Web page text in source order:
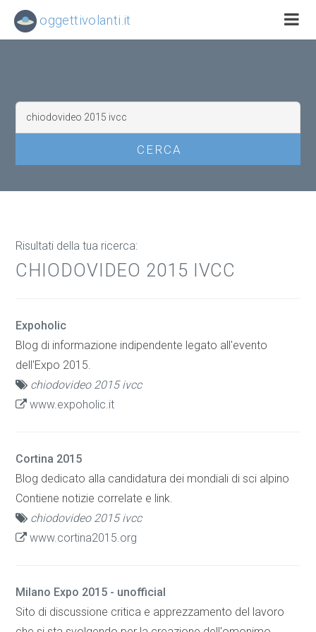
Risultati della tua ricerca:
CHIODOVIDEO 2015 IVCC
Expoholic
Blog di informazione indipendente legato all'evento
dell'Expo 2015.
chiodovideo 2015 ivcc
www.expoholic.it
Cortina 2015
Blog dedicato alla candidatura dei mondiali di sci alpino
Contiene notizie correlate e link.
chiodovideo 2015 ivcc
www.cortina2015.org
Milano Expo 2015 - unofficial
Sito di discussione critica e apprezzamento del lavoro
oggettivolanti.it